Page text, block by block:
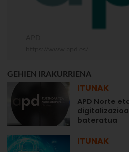
GEHIEN IRAKURRIENA
ITUNAK
APD Norte
bateratua
ITUNAK